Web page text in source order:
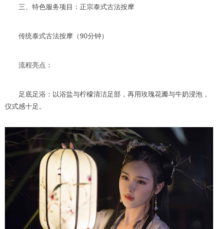
三、特色服务项目：正宗泰式古法按摩
传统泰式古法按摩（90分钟）
流程亮点：
足底足浴：以浴盐与柠檬清洁足部，再用玫瑰花瓣与牛奶浸泡，
仪式感十足。